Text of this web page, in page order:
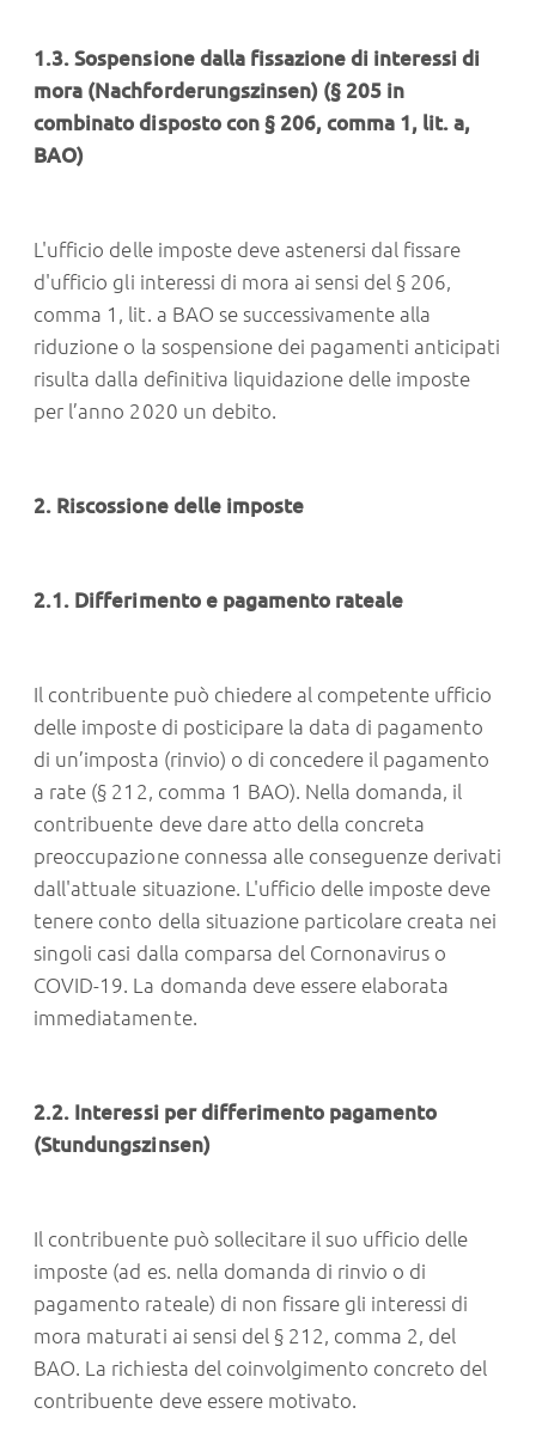
1.3. Sospensione dalla fissazione di interessi di
mora (Nachforderungszinsen) (§ 205 in
combinato disposto con § 206, comma 1, lit. a,
BAO)
L'ufficio delle imposte deve astenersi dal fissare
d'ufficio gli interessi di mora ai sensi del § 206,
comma 1, lit. a BAO se successivamente alla
riduzione o la sospensione dei pagamenti anticipati
risulta dalla definitiva liquidazione delle imposte
per l’anno 2020 un debito.
2. Riscossione delle imposte
2.1. Differimento e pagamento rateale
Il contribuente può chiedere al competente ufficio
delle imposte di posticipare la data di pagamento
di un’imposta (rinvio) o di concedere il pagamento
a rate (§ 212, comma 1 BAO). Nella domanda, il
contribuente deve dare atto della concreta
preoccupazione connessa alle conseguenze derivati
dall'attuale situazione. L'ufficio delle imposte deve
tenere conto della situazione particolare creata nei
singoli casi dalla comparsa del Cornonavirus o
COVID-19. La domanda deve essere elaborata
immediatamente.
2.2. Interessi per differimento pagamento
(Stundungszinsen)
Il contribuente può sollecitare il suo ufficio delle
imposte (ad es. nella domanda di rinvio o di
pagamento rateale) di non fissare gli interessi di
mora maturati ai sensi del § 212, comma 2, del
BAO. La richiesta del coinvolgimento concreto del
contribuente deve essere motivato.